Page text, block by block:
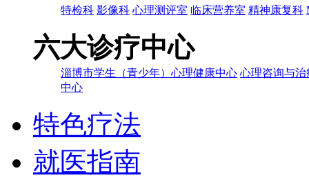
特检科 影像科 心理测评室 临床营养室 精神康复科
六大诊疗中心
淄博市学生（青少年）心理健康中心 心理咨询与治
中心
特色疗法
就医指南